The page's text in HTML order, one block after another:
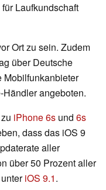
Laufkundschaft
Ort zu sein. Zudem
über Deutsche
Mobilfunkanbieter
angeboten.
iPhone 6s und 6s
dass das iOS 9
aller
über 50 Prozent aller
iOS 9.1.